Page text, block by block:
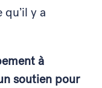
y a
à
soutien pour